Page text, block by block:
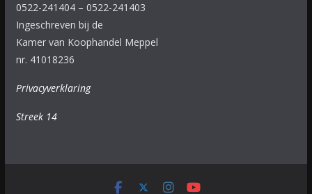
0522-241404 – 0522-241403
Ingeschreven bij de
Kamer van Koophandel Meppel
nr. 41018236
Privacyverklaring
Streek 14